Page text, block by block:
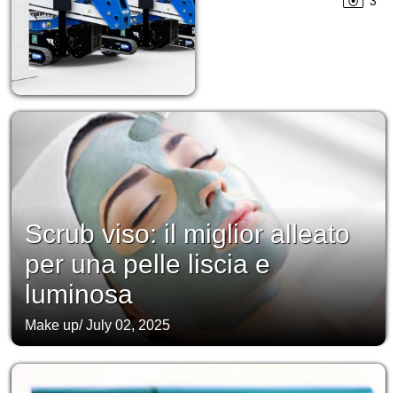
Scrub viso: il miglior alleato
per una pelle liscia e
luminosa
Make up/July 02, 2025